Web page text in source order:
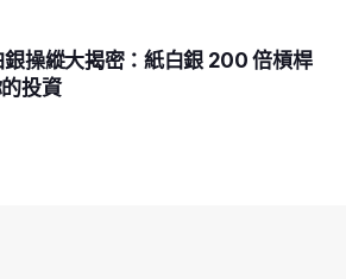
操縱大揭密：紙白銀 200 倍槓桿
投資